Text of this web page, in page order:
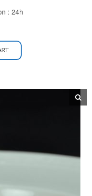
: 24h